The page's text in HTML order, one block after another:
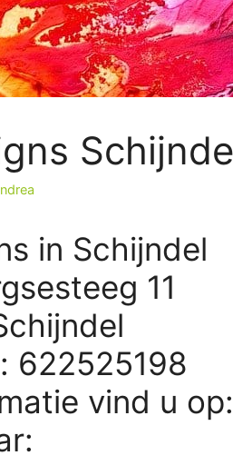
in Schijndel
11
622525198
vind u op: